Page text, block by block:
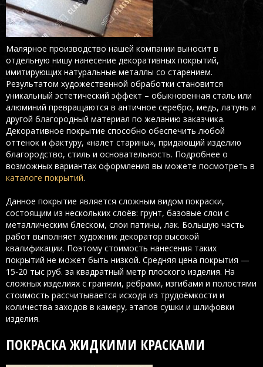
Малярное производство нашей компании выносит в
отдельную нишу нанесение декоративных покрытий,
имитирующих натуральные металлы со старением.
Результатом художественной обработки становится
уникальный эстетический эффект – обыкновенная сталь или
алюминий превращаются в античное серебро, медь, латунь и
другой благородный материал по желанию заказчика.
Декоративное покрытие способно обеспечить любой
оттенок и фактуру, «налет старины», придающий изделию
благородство, стиль и основательность. Подробнее о
возможных вариантах оформления вы можете посмотреть в
каталоге покрытий.
Данное покрытие является сложным видом покраски,
состоящим из нескольких слоёв: грунт, базовые слои с
металлическим блеском, слои патины, лак. Большую часть
работ выполняет художник декоратор высокой
квалификации. Поэтому стоимость нанесения таких
покрытий не может быть низкой. Средняя цена покрытия —
15-20 тыс руб. за квадратный метр плоского изделия. На
сложных изделиях с гранями, рёбрами, изгибами и полостями
стоимость рассчитывается исходя из трудоёмкости и
количества заходов в камеру, этапов сушки и шлифовки
изделия.
ПОКРАСКА ЖИДКИМИ КРАСКАМИ